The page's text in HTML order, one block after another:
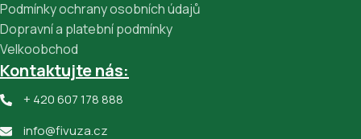
Podmínky ochrany osobních údajů
Dopravní a platební podmínky
Velkoobchod
Kontaktujte nás:
+ 420 607 178 888
info@fivuza.cz